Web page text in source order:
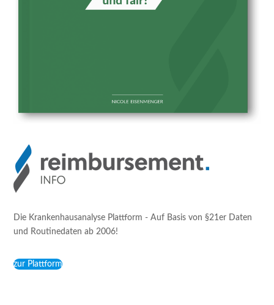
Die Krankenhausanalyse Plattform - Auf Basis von §21er Daten
und Routinedaten ab 2006!
zur Plattform